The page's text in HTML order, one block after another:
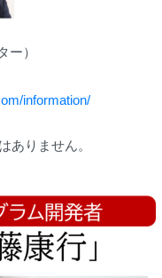
）
information/
ありません。